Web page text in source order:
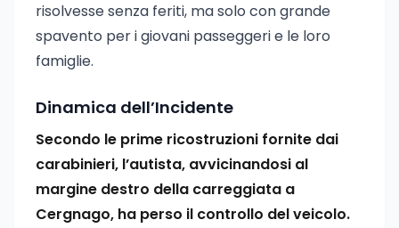
risolvesse senza feriti, ma solo con grande
spavento per i giovani passeggeri e le loro
famiglie.
Dinamica dell’Incidente
Secondo le prime ricostruzioni fornite dai
carabinieri, l’autista, avvicinandosi al
margine destro della carreggiata a
Cergnago, ha perso il controllo del veicolo.